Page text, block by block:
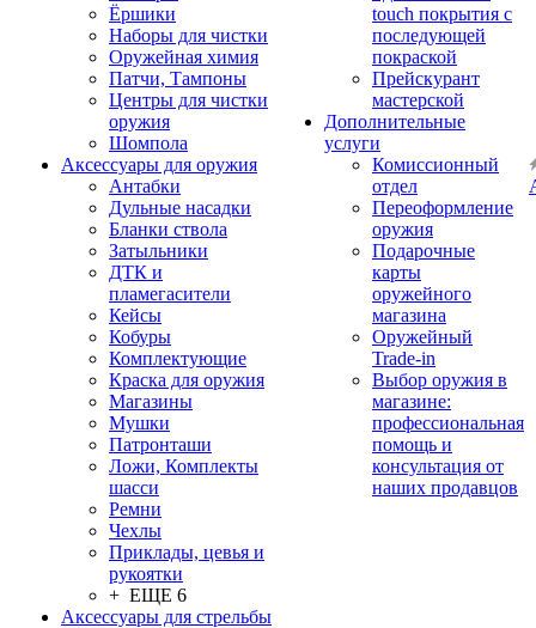
Ёршики
Наборы для чистки
Оружейная химия
Патчи, Тампоны
Центры для чистки
оружия
Шомпола
Аксессуары для оружия
Антабки
Дульные насадки
Бланки ствола
Затыльники
ДТК и
пламегасители
Кейсы
Кобуры
Комплектующие
Краска для оружия
Магазины
Мушки
Патронташи
Ложи, Комплекты
шасси
Ремни
Чехлы
Приклады, цевья и
рукоятки
+ ЕЩЕ 6
Аксессуары для стрельбы
touch покрытия с
последующей
покраской
Прейскурант
мастерской
Дополнительные
услуги
Комиссионный
отдел
Переоформление
оружия
Подарочные
карты
оружейного
магазина
Оружейный
Trade-in
Выбор оружия в
магазине:
профессиональная
помощь и
консультация от
наших продавцов